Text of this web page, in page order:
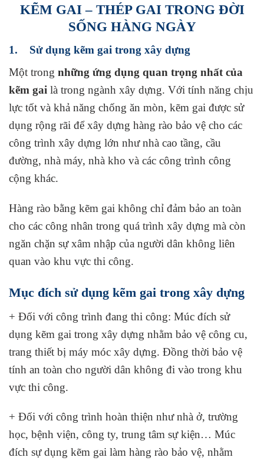
KẼM GAI – THÉP GAI TRONG ĐỜI
SỐNG HÀNG NGÀY
1. Sử dụng kẽm gai trong xây dựng
Một trong những ứng dụng quan trọng nhất của
kẽm gai là trong ngành xây dựng. Với tính năng chịu
lực tốt và khả năng chống ăn mòn, kẽm gai được sử
dụng rộng rãi để xây dựng hàng rào bảo vệ cho các
công trình xây dựng lớn như nhà cao tầng, cầu
đường, nhà máy, nhà kho và các công trình công
cộng khác.
Hàng rào bằng kẽm gai không chỉ đảm bảo an toàn
cho các công nhân trong quá trình xây dựng mà còn
ngăn chặn sự xâm nhập của người dân không liên
quan vào khu vực thi công.
Mục đích sử dụng kẽm gai trong xây dựng
+ Đối với công trình đang thi công: Múc đích sử
dụng kẽm gai trong xây dựng nhằm bảo vệ công cu,
trang thiết bị máy móc xây dựng. Đồng thời bảo vệ
tính an toàn cho người dân không đi vào trong khu
vực thi công.
+ Đối với công trình hoàn thiện như nhà ở, trường
học, bệnh viện, công ty, trung tâm sự kiện… Múc
đích sự dụng kẽm gai làm hàng rào bảo vệ, nhằm